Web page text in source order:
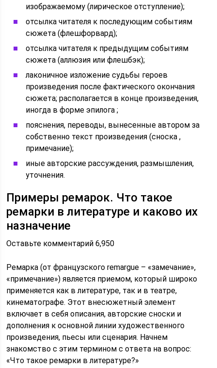
изображаемому (лирическое отступление);
отсылка читателя к последующим событиям
сюжета (флешфорвард);
отсылка читателя к предыдущим событиям
сюжета (аллюзия или флешбэк);
лаконичное изложение судьбы героев
произведения после фактического окончания
сюжета; располагается в конце произведения,
иногда в форме эпилога ;
пояснения, переводы, вынесенные автором за
собственно текст произведения (сноска ,
примечание);
иные авторские рассуждения, размышления,
уточнения.
Примеры ремарок. Что такое
ремарки в литературе и каково их
назначение
Оставьте комментарий 6,950
Ремарка (от французского remargue – «замечание»,
«примечание») является приемом, который широко
применяется как в литературе, так и в театре,
кинематографе. Этот внесюжетный элемент
включает в себя описания, авторские сноски и
дополнения к основной линии художественного
произведения, пьесы или сценария. Начнем
знакомство с этим термином с ответа на вопрос:
«Что такое ремарки в литературе?»